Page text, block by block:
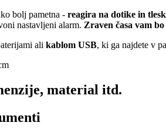
bolj pametna - reagira na dotike in
nastavljeni alarm. Zraven časa vam
ali kablom USB, ki ga najdete v
material itd.